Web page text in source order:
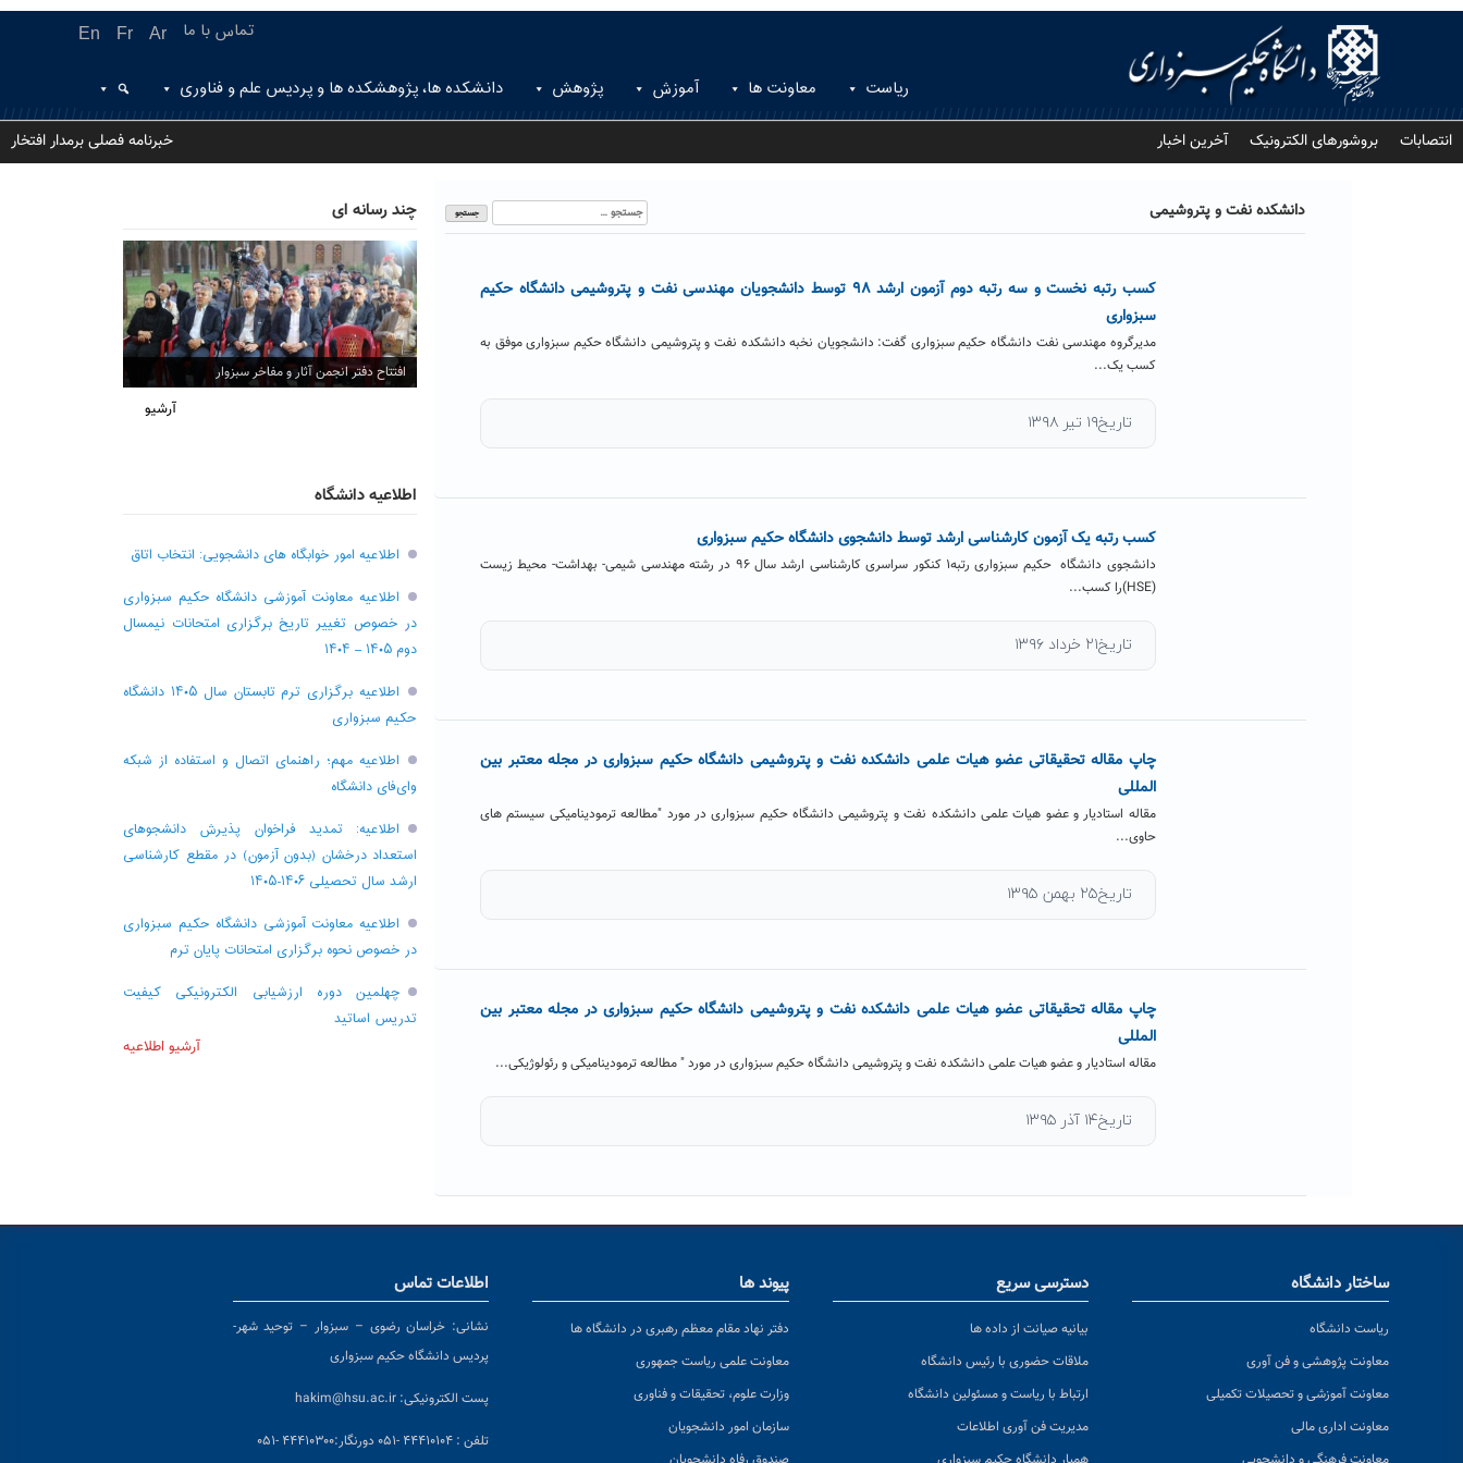
En Fr Ar تماس با ما
ریاست معاونت ها آموزش پژوهش دانشکده ها، پژوهشکده ها و پردیس علم و فناوری
انتصابات بروشورهای الکترونیک آخرین اخبار خبرنامه فصلی برمدار افتخار
دانشکده نفت و پتروشیمی
جستجو
برای:
کسب رتبه نخست و سه رتبه دوم آزمون ارشد ۹۸ توسط دانشجویان مهندسی نفت و پتروشیمی دانشگاه حکیم
سبزواری
مدیرگروه مهندسی نفت دانشگاه حکیم سبزواری گفت: دانشجویان نخبه دانشکده نفت و پتروشیمی دانشگاه حکیم سبزواری موفق به
کسب یک...
تاریخ۱۹ تیر ۱۳۹۸
کسب رتبه یک آزمون کارشناسی ارشد توسط دانشجوی دانشگاه حکیم سبزواری
دانشجوی دانشگاه حکیم سبزواری رتبه۱ کنکور سراسری کارشناسی ارشد سال ۹۶ در رشته مهندسی شیمی- بهداشت- محیط زیست
(HSE)را کسب...
تاریخ۲۱ خرداد ۱۳۹۶
چاپ مقاله تحقیقاتی عضو هیات علمی دانشکده نفت و پتروشیمی دانشگاه حکیم سبزواری در مجله معتبر بین
المللی
مقاله استادیار و عضو هیات علمی دانشکده نفت و پتروشیمی دانشگاه حکیم سبزواری در مورد "مطالعه ترمودینامیکی سیستم های
حاوی...
تاریخ۲۵ بهمن ۱۳۹۵
چاپ مقاله تحقیقاتی عضو هیات علمی دانشکده نفت و پتروشیمی دانشگاه حکیم سبزواری در مجله معتبر بین
المللی
مقاله استادیار و عضو هیات علمی دانشکده نفت و پتروشیمی دانشگاه حکیم سبزواری در مورد " مطالعه ترمودینامیکی و رئولوژیکی...
تاریخ۱۴ آذر ۱۳۹۵
چند رسانه ای
افتتاح دفتر انجمن آثار و مفاخر سبزوار
آرشیو
اطلاعیه دانشگاه
اطلاعیه امور خوابگاه های دانشجویی: انتخاب اتاق
اطلاعیه معاونت آموزشی دانشگاه حکیم سبزواری
در خصوص تغییر تاریخ برگزاری امتحانات نیمسال
دوم ۱۴۰۵ – ۱۴۰۴
اطلاعیه برگزاری ترم تابستان سال ۱۴۰۵ دانشگاه
حکیم سبزواری
اطلاعیه مهم؛ راهنمای اتصال و استفاده از شبکه
وای‌فای دانشگاه
اطلاعیه: تمدید فراخوان پذیرش دانشجو‌های
استعداد درخشان (بدون آزمون) در مقطع کارشناسی
ارشد سال تحصیلی ۱۴۰۶-۱۴۰۵
اطلاعیه معاونت آموزشی دانشگاه حکیم سبزواری
در خصوص نحوه برگزاری امتحانات پایان ترم
چهلمین دوره ارزشیابی الکترونیکی کیفیت
تدریس اساتید
آرشیو اطلاعیه
ساختار دانشگاه
ریاست دانشگاه
معاونت پژوهشی و فن آوری
معاونت آموزشی و تحصیلات تکمیلی
معاونت اداری مالی
دسترسی سریع
بیانیه صیانت از داده ها
ملاقات حضوری با رئیس دانشگاه
ارتباط با ریاست و مسئولین دانشگاه
مدیریت فن آوری اطلاعات
پیوند ها
دفتر نهاد مقام معظم رهبری در دانشگاه ها
معاونت علمی ریاست جمهوری
وزارت علوم، تحقیقات و فناوری
سازمان امور دانشجویان
اطلاعات تماس
نشانی: خراسان رضوی – سبزوار – توحید شهر-
پردیس دانشگاه حکیم سبزواری
پست الکترونیکی: hakim@hsu.ac.ir
تلفن : ۴۴۴۱۰۱۰۴ -۰۵۱ دورنگار:۴۴۴۱۰۳۰۰ -۰۵۱